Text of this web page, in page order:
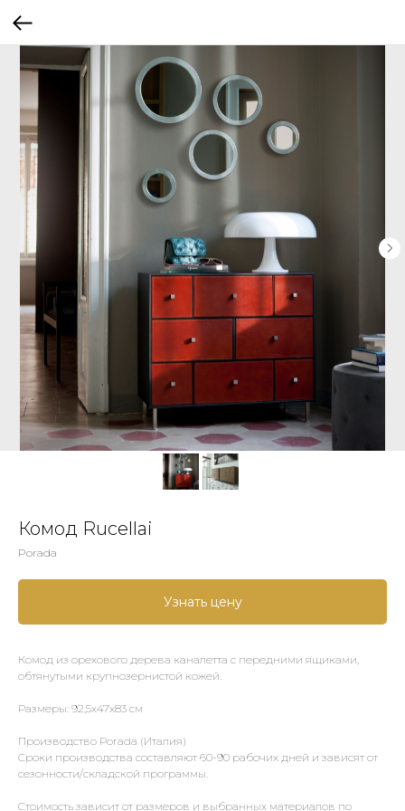
Комод Rucellai
Porada
Узнать цену
Комод из орехового дерева каналетта с передними ящиками,
обтянутыми крупнозернистой кожей.
Размеры: 92,5х47х83 см
Производство Porada (Италия)
Сроки производства составляют 60-90 рабочих дней и зависят от
сезонности/складской программы.
Стоимость зависит от размеров и выбранных материалов по